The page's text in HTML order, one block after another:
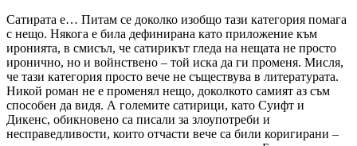
Сатирата е… Питам се доколко изобщо тази категория помага
с нещо. Някога е била дефинирана като приложение към
иронията, в смисъл, че сатирикът гледа на нещата не просто
иронично, но и войнствено – той иска да ги променя. Мисля,
че тази категория просто вече не съществува в литературата.
Никой роман не е променял нещо, доколкото самият аз съм
способен да видя. А големите сатирици, като Суифт и
Дикенс, обикновено са писали за злоупотреби и
несправедливости, които отчасти вече са били коригирани –